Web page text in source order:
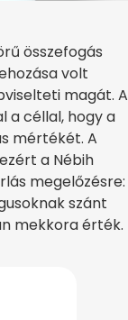
összefogás
volt
magát. A
a céllal, hogy a
mértékét. A
ezért a Nébih
megelőzésre:
szánt
mekkora érték.